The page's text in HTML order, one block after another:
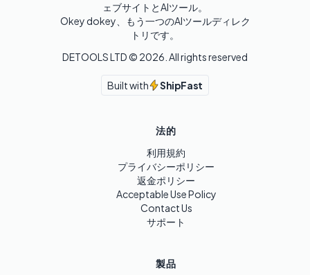
ェブサイトとAIツール。
Okey dokey、もう一つのAIツールディレク
トリです。
DETOOLS LTD © 2026 . All rights reserved
Built with ShipFast
法的
利用規約
プライバシーポリシー
返金ポリシー
Acceptable Use Policy
Contact Us
サポート
製品